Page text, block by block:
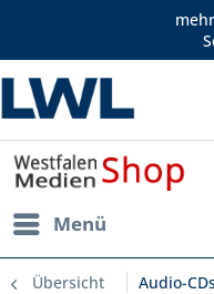
Menü
Übersicht Audio-